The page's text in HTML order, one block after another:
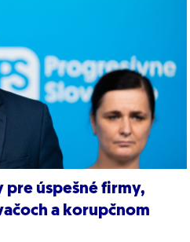
úspešné firmy,
a korupčnom